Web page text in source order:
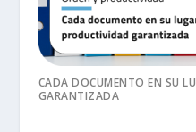
CADA DOCUMENTO EN SU
GARANTIZADA